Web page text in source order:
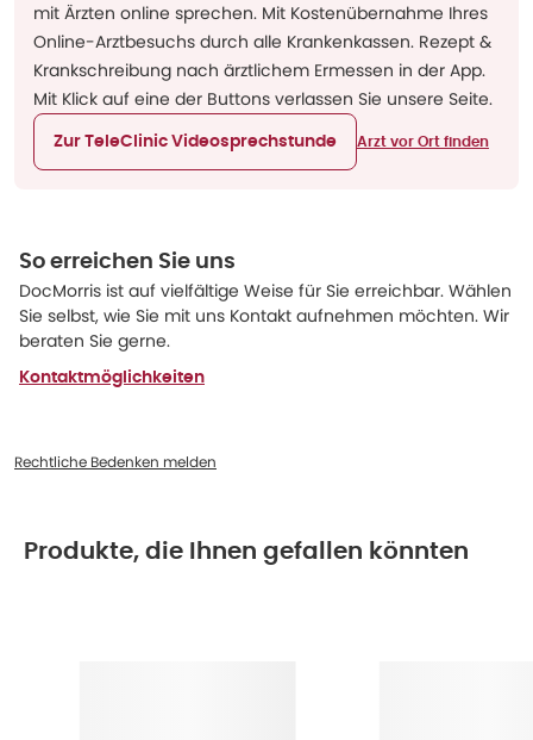
mit Ärzten online sprechen. Mit Kostenübernahme Ihres
Online-Arztbesuchs durch alle Krankenkassen. Rezept &
Krankschreibung nach ärztlichem Ermessen in der App.
Mit Klick auf eine der Buttons verlassen Sie unsere Seite.
Zur TeleClinic Videosprechstunde Arzt vor Ort finden
So erreichen Sie uns
DocMorris ist auf vielfältige Weise für Sie erreichbar. Wählen
Sie selbst, wie Sie mit uns Kontakt aufnehmen möchten. Wir
beraten Sie gerne.
Kontaktmöglichkeiten
Rechtliche Bedenken melden
Produkte, die Ihnen gefallen könnten